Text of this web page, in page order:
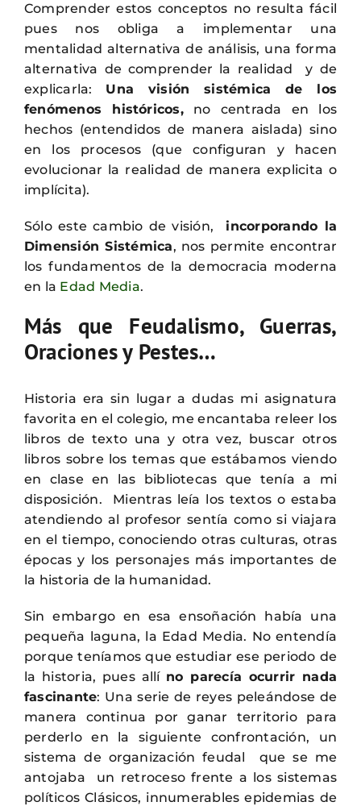
Comprender estos conceptos no resulta fácil
pues nos obliga a implementar una
mentalidad alternativa de análisis, una forma
alternativa de comprender la realidad y de
explicarla: Una visión sistémica de los
fenómenos históricos,no centrada en los
hechos (entendidos de manera aislada) sino
en los procesos (que configuran y hacen
evolucionar la realidad de manera explicita o
implícita).
Sólo este cambio de visión,
incorporando la
Dimensión Sistémica, nos permite encontrar
los fundamentos de la democracia moderna
en la Edad Media.
Más que Feudalismo, Guerras,
Oraciones y Pestes…
Historia era sin lugar a dudas mi asignatura
favorita en el colegio, me encantaba releer los
libros de texto una y otra vez, buscar otros
libros sobre los temas que estábamos viendo
en clase en las bibliotecas que tenía a mi
disposición. Mientras leía los textos o estaba
atendiendo al profesor sentía como si viajara
en el tiempo, conociendo otras culturas, otras
épocas y los personajes más importantes de
la historia de la humanidad.
Sin embargo en esa ensoñación había una
pequeña laguna, la Edad Media. No entendía
porque teníamos que estudiar ese periodo de
la historia, pues allí no parecía ocurrir nada
fascinante: Una serie de reyes peleándose de
manera continua por ganar territorio para
perderlo en la siguiente confrontación, un
sistema de organización feudal que se me
antojaba un retroceso frente a los sistemas
políticos Clásicos, innumerables epidemias de